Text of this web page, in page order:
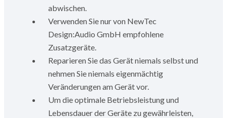
abwischen.
Verwenden Sie nur von NewTec
Design:Audio GmbH empfohlene
Zusatzgeräte.
Reparieren Sie das Gerät niemals selbst und
nehmen Sie niemals eigenmächtig
Veränderungen am Gerät vor.
Um die optimale Betriebsleistung und
Lebensdauer der Geräte zu gewährleisten,